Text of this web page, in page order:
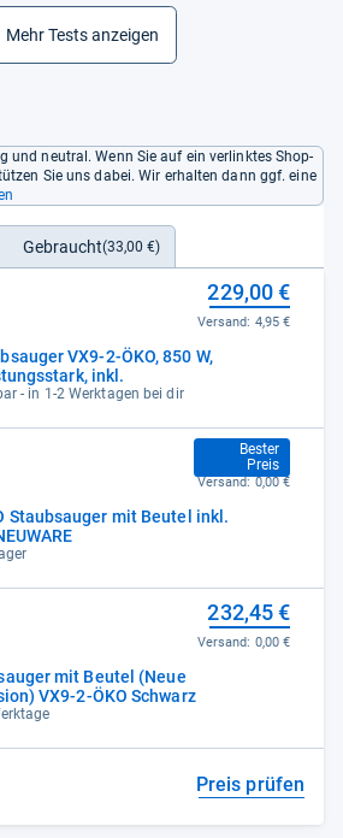
Mehr Tests anzeigen
und neutral. Wenn Sie auf ein verlinktes Shop-
Sie uns dabei. Wir erhalten dann ggf. eine
Gebraucht(33,00 €)
VX9-2-ÖKO, 850 W,
inkl.
- in 1-2 Werktagen bei dir
229,00 €
Versand: 4,95 €
Staubsauger mit Beutel inkl.
Bester
Preis
229,99 €
Versand: 0,00 €
mit Beutel (Neue
VX9-2-ÖKO Schwarz
232,45 €
Versand: 0,00 €
Preis prüfen